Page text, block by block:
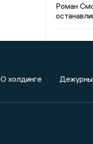
Роман
О холдинге